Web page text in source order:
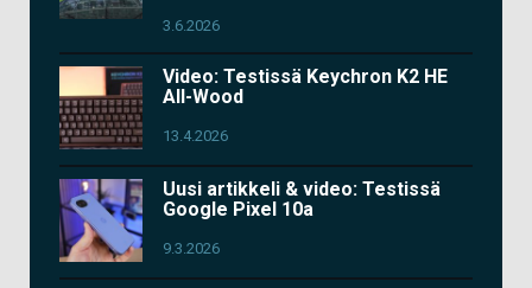
3.6.2026
Video: Testissä Keychron K2 HE
All-Wood
13.4.2026
Uusi artikkeli & video: Testissä
Google Pixel 10a
9.3.2026